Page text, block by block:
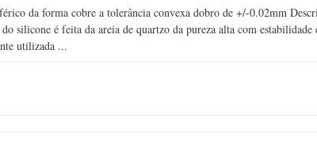
da forma cobre a tolerância convexa dobro de +/-0.02mm
silicone é feita da areia de quartzo da pureza alta com estabilidade
utilizada ...